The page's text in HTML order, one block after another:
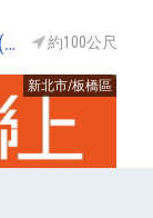
聯上匯翠(聯上滙翠) 約100公尺
新北市/板橋區